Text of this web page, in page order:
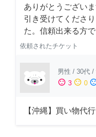
ありがとうござい
引き受けてくださ
た。信頼出来る方で
依頼されたチケット
男性 / 30代 /
sentiment_satisfied 3 sentiment_neutral 0
【沖縄】買い物代